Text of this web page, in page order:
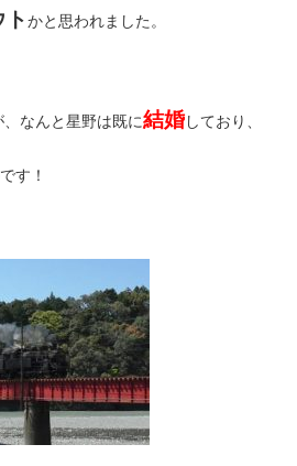
トかと思われました。
なんと星野は既に結婚しており、
す！